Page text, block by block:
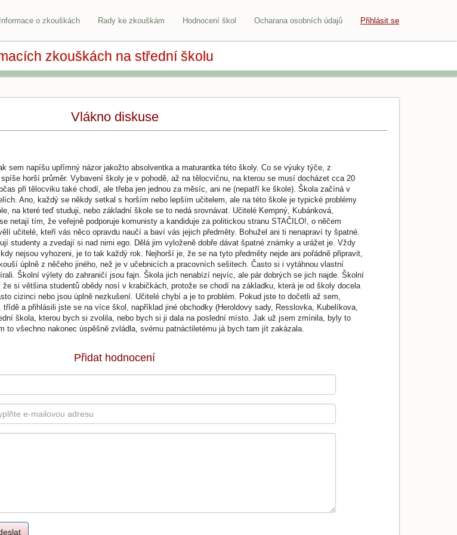
Přihlásit se
Informace o zkouškách Rady ke zkouškám Hodnocení škol Ocharana osobních údajů
zkouškách na střední školu
Vlákno diskuse
sem napíšu upřímný názor jakožto absolventka a maturantka této školy. Co se výuky týče, z
horší průměr. Vybavení školy je v pohodě, až na tělocvičnu, na kterou se musí docházet cca 20
při tělocviku také chodí, ale třeba jen jednou za měsíc, ani ne (nepatří ke škole). Škola začíná v
Ano, každý se někdy setkal s horším nebo lepším učitelem, ale na této škole je typické problémy
na které teď studuji, nebo základní škole se to nedá srovnávat. Učitelé Kempný, Kubánková,
netají tím, že veřejně podporuje komunisty a kandiduje za politickou stranu STAČILO!, o něčem
učitelé, kteří vás něco opravdu naučí a baví vás jejich předměty. Bohužel ani ti nenapraví ty špatné.
studenty a zvedají si nad nimi ego. Dělá jim vyloženě dobře dávat špatné známky a urážet je. Vždy
nejsou vyhozeni, je to tak každý rok. Nejhorší je, že se na tyto předměty nejde ani pořádně připravit,
úplně z něčeho jiného, než je v učebnicích a pracovních sešitech. Často si i vytáhnou vlastní
Školní výlety do zahraničí jsou fajn. Škola jich nenabízí nejvíc, ale pár dobrých se jich najde. Školní
si většina studentů obědy nosí v krabičkách, protože se chodí na základku, která je od školy docela
cizinci nebo jsou úplně nezkušení. Učitelé chybí a je to problém. Pokud jste to dočetli až sem,
a přihlásili jste se na více škol, například jiné obchodky (Heroldovy sady, Resslovka, Kubelíkova,
škola, kterou bych si zvolila, nebo bych si ji dala na poslední místo. Jak už jsem zmínila, byly to
to všechno nakonec úspěšně zvládla, svému patnáctiletému já bych tam jít zakázala.
Přidat hodnocení